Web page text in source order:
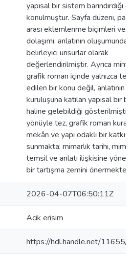
yapısal bir sistem barındırdığı
konulmuştur. Sayfa düzeni,
arası eklemlenme biçimleri ve
dolaşımı, anlatının oluşumunda
belirleyici unsurlar olarak
değerlendirilmiştir. Ayrıca
grafik roman içinde yalnızca
edilen bir konu değil, anlatının
kuruluşuna katılan yapısal bir
haline gelebildiği gösterilmiştir.
yönüyle tez, grafik roman
mekân ve yapı odaklı bir katkı
sunmakta; mimarlık tarihi,
temsil ve anlatı ilişkisine
bir tartışma zemini
2026-04-07T06:50:11Z
Acik erisim
https://hdl.handle.net/11655/